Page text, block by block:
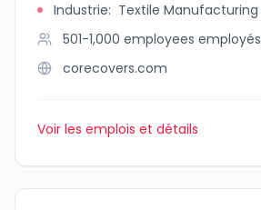
Industrie: Textile Manufacturing
501-1,000 employees employés
corecovers.com
Voir les emplois et détails